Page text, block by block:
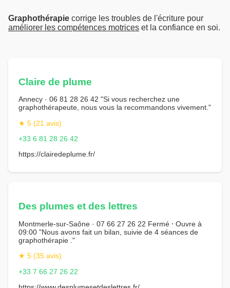
Graphothérapie corrige les troubles de l'écriture pour
améliorer les compétences motrices et la confiance en soi.
Claire de plume
Annecy · 06 81 28 26 42 "Si vous recherchez une
graphothérapeute, nous vous la recommandons vivement."
★ 5 (21 avis)
+33 6 81 28 26 42
https://clairedeplume.fr/
Des plumes et des lettres
Montmerle-sur-Saône · 07 66 27 26 22 Fermé ⋅ Ouvre à
09:00 "Nous avons fait un bilan, suivie de 4 séances de
graphothérapie ."
★ 5 (35 avis)
+33 7 66 27 26 22